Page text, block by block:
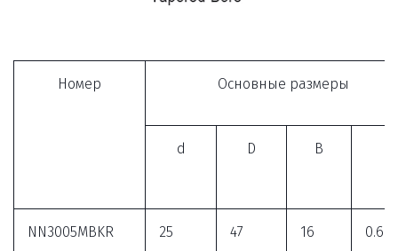
Номер Основные размеры
d D B
NN3005MBKR 25 47 16 0.6